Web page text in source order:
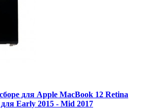
для Apple MacBook 12 Retina
Early 2015 - Mid 2017